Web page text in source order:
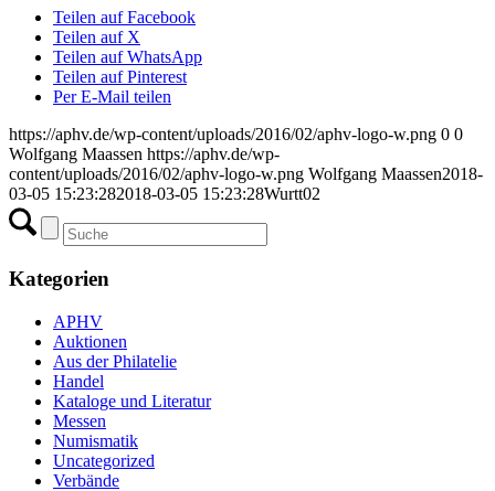
Teilen auf Facebook
Teilen auf X
Teilen auf WhatsApp
Teilen auf Pinterest
Per E-Mail teilen
https://aphv.de/wp-content/uploads/2016/02/aphv-logo-w.png 0 0
Wolfgang Maassen https://aphv.de/wp-
content/uploads/2016/02/aphv-logo-w.png Wolfgang Maassen2018-
03-05 15:23:282018-03-05 15:23:28Wurtt02
Kategorien
APHV
Auktionen
Aus der Philatelie
Handel
Kataloge und Literatur
Messen
Numismatik
Uncategorized
Verbände